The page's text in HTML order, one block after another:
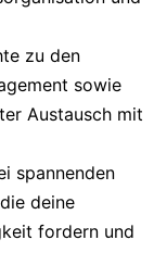
zu den
sowie
Austausch mit
spannenden
deine
fordern und